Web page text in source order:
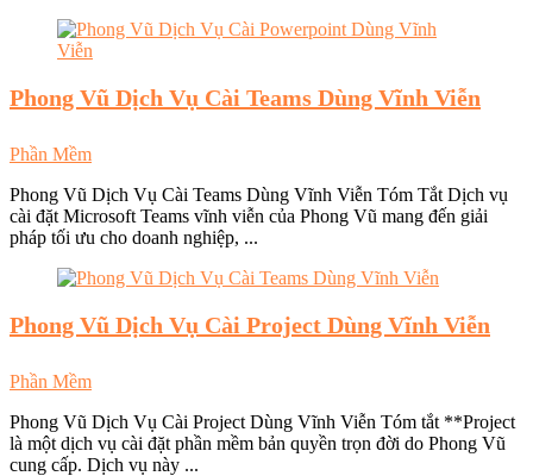
Phong Vũ Dịch Vụ Cài Teams Dùng Vĩnh Viễn
Phần Mềm
Phong Vũ Dịch Vụ Cài Teams Dùng Vĩnh Viễn Tóm Tắt Dịch vụ
cài đặt Microsoft Teams vĩnh viễn của Phong Vũ mang đến giải
pháp tối ưu cho doanh nghiệp, ...
Phong Vũ Dịch Vụ Cài Project Dùng Vĩnh Viễn
Phần Mềm
Phong Vũ Dịch Vụ Cài Project Dùng Vĩnh Viễn Tóm tắt **Project
là một dịch vụ cài đặt phần mềm bản quyền trọn đời do Phong Vũ
cung cấp. Dịch vụ này ...